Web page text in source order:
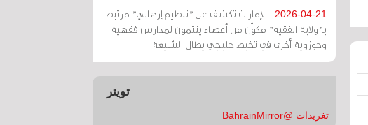
2026-04-21
الإمارات تكشف عن "تنظيم إرهابي" مرتبط
بـ"ولاية الفقيه" مكوّن من أعضاء ينتمون لمدارس فقهية
وحوزوية أخرى في تخبط خليجي يطال الشيعة
تويتر
تغريدات @BahrainMirror